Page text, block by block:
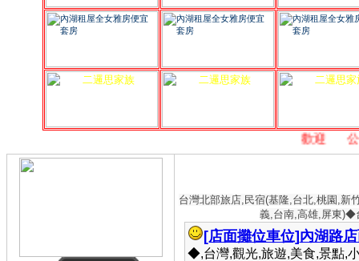
歡迎, 公益
台灣北部旅店,民宿(基隆,台北,桃園,
義,台南,高雄,屏東)◆
[店面攤位車位] 內湖路
◆,台灣,觀光,旅遊,美食,景點,